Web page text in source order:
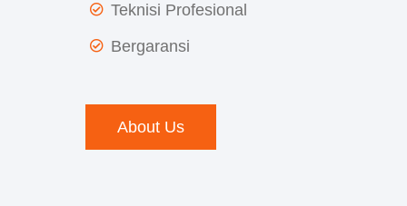
Teknisi Profesional
Bergaransi
About Us